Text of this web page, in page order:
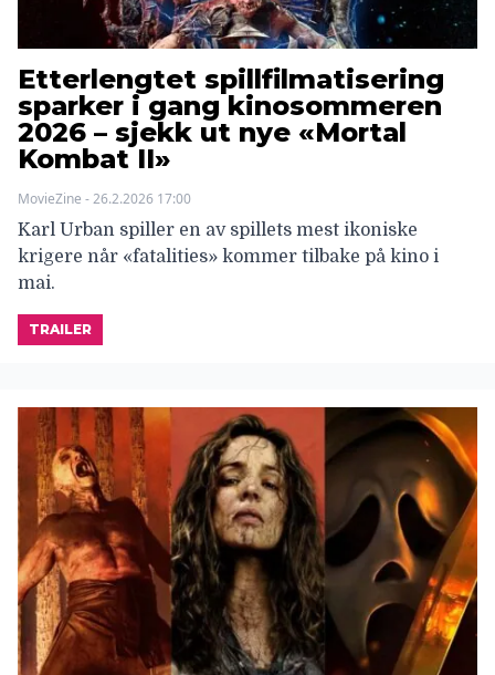
Etterlengtet spillfilmatisering
sparker i gang kinosommeren
2026 – sjekk ut nye «Mortal
Kombat II»
MovieZine - 26.2.2026 17:00
Karl Urban spiller en av spillets mest ikoniske
krigere når «fatalities» kommer tilbake på kino i
mai.
TRAILER